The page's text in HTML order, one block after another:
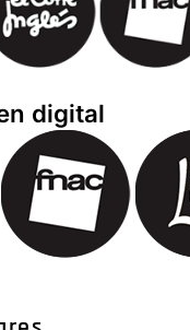
digital